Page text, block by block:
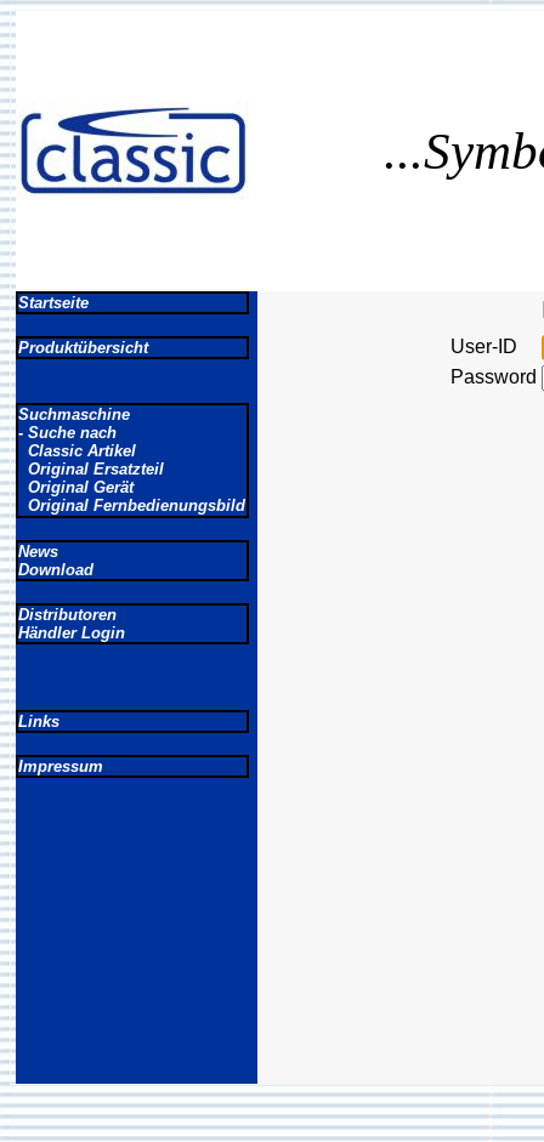
Startseite
Produktübersicht
Suchmaschine
- Suche nach
Classic Artikel
Original Ersatzteil
Original Gerät
Original Fernbedienungsbild
News
Download
Distributoren
Händler Login
Links
Impressum
User-ID
Password